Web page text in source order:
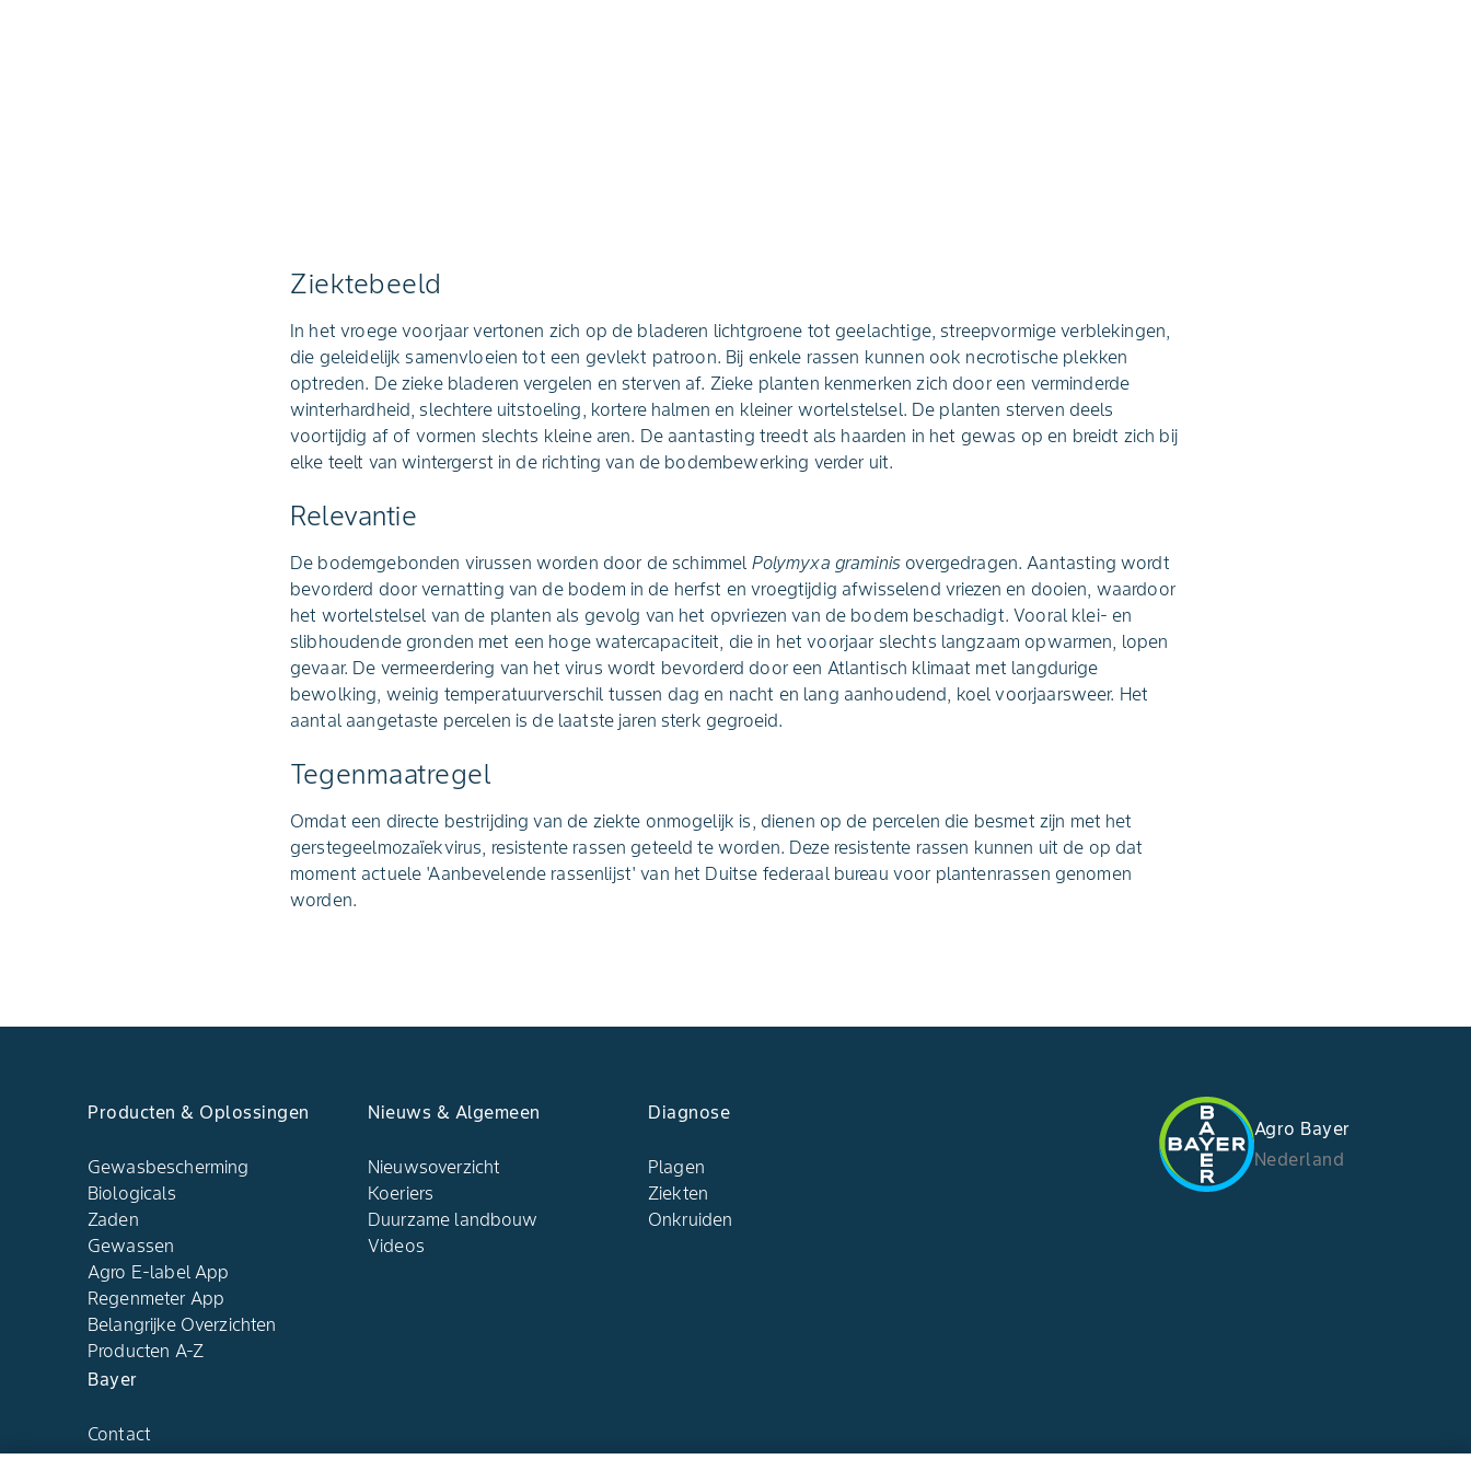
Ziektebeeld
In het vroege voorjaar vertonen zich op de bladeren lichtgroene tot geelachtige, streepvormige verblekingen,
die geleidelijk samenvloeien tot een gevlekt patroon. Bij enkele rassen kunnen ook necrotische plekken
optreden. De zieke bladeren vergelen en sterven af. Zieke planten kenmerken zich door een verminderde
winterhardheid, slechtere uitstoeling, kortere halmen en kleiner wortelstelsel. De planten sterven deels
voortijdig af of vormen slechts kleine aren. De aantasting treedt als haarden in het gewas op en breidt zich bij
elke teelt van wintergerst in de richting van de bodembewerking verder uit.
Relevantie
De bodemgebonden virussen worden door de schimmel Polymyxa graminis overgedragen. Aantasting wordt
bevorderd door vernatting van de bodem in de herfst en vroegtijdig afwisselend vriezen en dooien, waardoor
het wortelstelsel van de planten als gevolg van het opvriezen van de bodem beschadigt. Vooral klei- en
slibhoudende gronden met een hoge watercapaciteit, die in het voorjaar slechts langzaam opwarmen, lopen
gevaar. De vermeerdering van het virus wordt bevorderd door een Atlantisch klimaat met langdurige
bewolking, weinig temperatuurverschil tussen dag en nacht en lang aanhoudend, koel voorjaarsweer. Het
aantal aangetaste percelen is de laatste jaren sterk gegroeid.
Tegenmaatregel
Omdat een directe bestrijding van de ziekte onmogelijk is, dienen op de percelen die besmet zijn met het
gerstegeelmozaïekvirus, resistente rassen geteeld te worden. Deze resistente rassen kunnen uit de op dat
moment actuele 'Aanbevelende rassenlijst' van het Duitse federaal bureau voor plantenrassen genomen
worden.
Producten & Oplossingen
Gewasbescherming
Biologicals
Zaden
Gewassen
Agro E-label App
Regenmeter App
Belangrijke Overzichten
Producten A-Z
Nieuws & Algemeen
Nieuwsoverzicht
Koeriers
Duurzame landbouw
Videos
Diagnose
Plagen
Ziekten
Onkruiden
Bayer
Contact
Over ons
Agro Bayer
Nederland